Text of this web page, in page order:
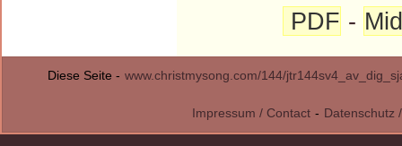
PDF -
Diese Seite - www.christmysong.com/144/
Impressum / Contact - Datenschutz